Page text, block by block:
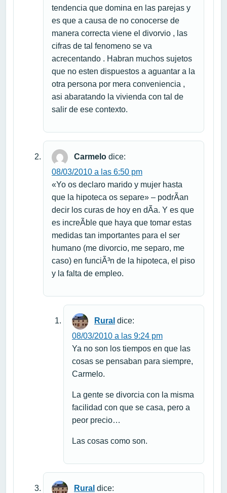
tendencia que domina en las parejas y
es que a causa de no conocerse de
manera correcta viene el divorvio , las
cifras de tal fenomeno se va
acrecentando . Habran muchos sujetos
que no esten dispuestos a aguantar a la
otra persona por mera conveniencia ,
asi abaratando la vivienda con tal de
salir de ese contexto.
Carmelo dice:
08/03/2010 a las 6:50 pm
«Yo os declaro marido y mujer hasta
que la hipoteca os separe» – podrÃ­an
decir los curas de hoy en dÃ­a. Y es que
es increÃ­ble que haya que tomar estas
medidas tan importantes para el ser
humano (me divorcio, me separo, me
caso) en funciÃ³n de la hipoteca, el piso
y la falta de empleo.
Rural dice:
08/03/2010 a las 9:24 pm
Ya no son los tiempos en que las
cosas se pensaban para siempre,
Carmelo.
La gente se divorcia con la misma
facilidad con que se casa, pero a
peor precio…
Las cosas como son.
Rural dice: